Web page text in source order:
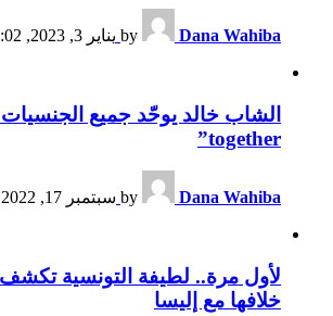
by Dana Wahiba يناير 3, 2023, 8:02 م
together”
by Dana Wahiba سبتمبر 17, 2022, 8:57 م
لأول مرة.. لطيفة التونسية
خلافها مع إليسا